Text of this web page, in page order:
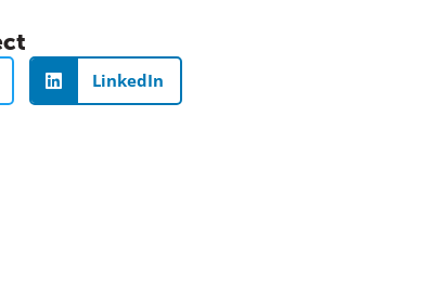
LinkedIn